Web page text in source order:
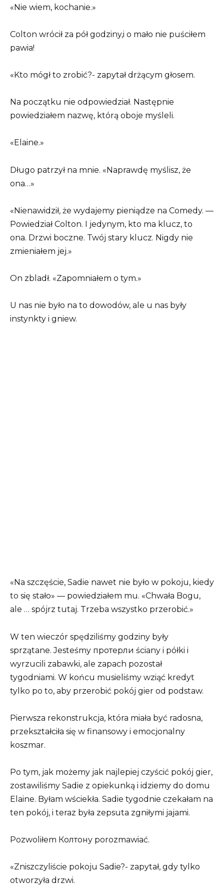
«Nie wiem, kochanie.»
Colton wrócił za pół godziny,i o mało nie puściłem
pawia!
«Kto mógł to zrobić?- zapytał drżącym głosem.
Na początku nie odpowiedział. Następnie
powiedziałem nazwę, którą oboje myśleli.
«Elaine.»
Długo patrzył na mnie. «Naprawdę myślisz, że
ona…»
«Nienawidził, że wydajemy pieniądze na Comedy. —
Powiedział Colton. I jedynym, kto ma klucz, to
ona. Drzwi boczne. Twój stary klucz. Nigdy nie
zmieniałem jej.»
On zbladł. «Zapomniałem o tym.»
U nas nie było na to dowodów, ale u nas były
instynkty i gniew.
«Na szczęście, Sadie nawet nie było w pokoju, kiedy
to się stało» — powiedziałem mu. «Chwała Bogu,
ale … spójrz tutaj. Trzeba wszystko przerobić.»
W ten wieczór spędziliśmy godziny były
sprzątane. Jesteśmy протерли ściany i półki i
wyrzucili zabawki, ale zapach pozostał
tygodniami. W końcu musieliśmy wziąć kredyt
tylko po to, aby przerobić pokój gier od podstaw.
Pierwsza rekonstrukcja, która miała być radosna,
przekształciła się w finansowy i emocjonalny
koszmar.
Po tym, jak możemy jak najlepiej czyścić pokój gier,
zostawiliśmy Sadie z opiekunką i idziemy do domu
Elaine. Byłam wściekła. Sadie tygodnie czekałam na
ten pokój, i teraz była zepsuta zgniłymi jajami.
Pozwoliłem Колтону porozmawiać.
«Zniszczyliście pokoju Sadie?- zapytał, gdy tylko
otworzyła drzwi.